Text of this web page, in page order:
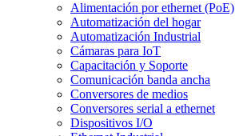
Alimentación por ethernet (PoE)
Automatización del hogar
Automatización Industrial
Cámaras para IoT
Capacitación y Soporte
Comunicación banda ancha
Conversores de medios
Conversores serial a ethernet
Dispositivos I/O